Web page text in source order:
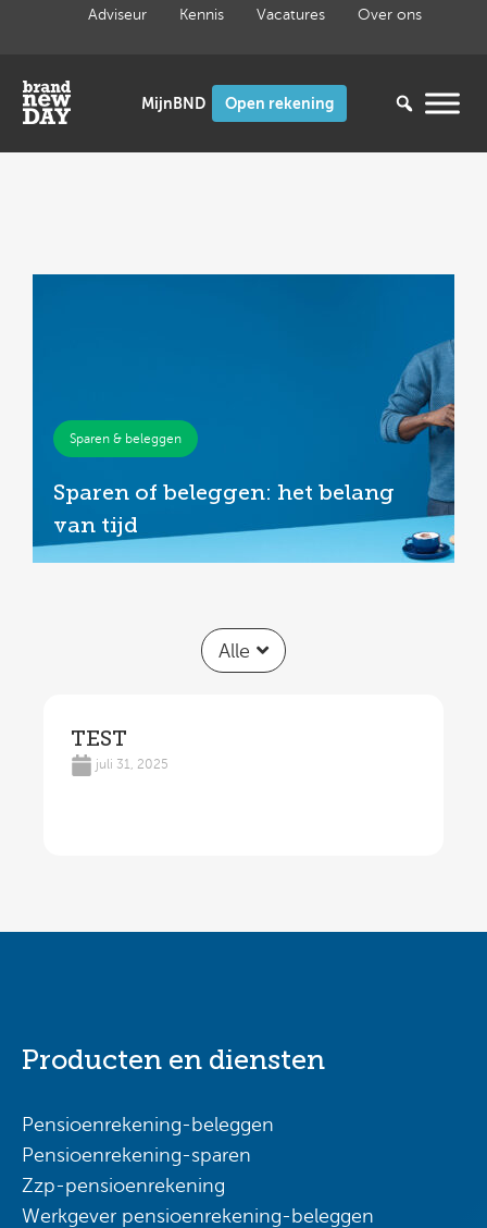
inhoud
Adviseur Kennis Vacatures Over ons
Open rekening
Sparen & beleggen
Sparen of beleggen: het belang
van tijd
Alle
TEST
juli 31, 2025
Producten en diensten
Pensioenrekening-beleggen
Pensioenrekening-sparen
Zzp-pensioenrekening
Werkgever pensioenrekening-beleggen